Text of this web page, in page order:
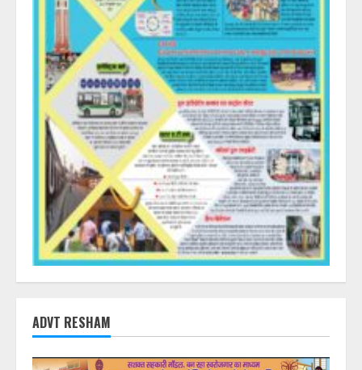
ADVT RESHAM